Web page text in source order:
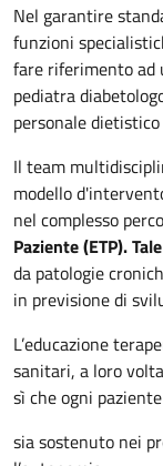
Nel garantire
funzioni
fare riferimento ad
pediatra
personale
Il team
modello
nel complesso
Paziente (ETP).
da patologie
in previsione di
L’educazione
sanitari, a loro
sì che ogni
sia sostenuto nei